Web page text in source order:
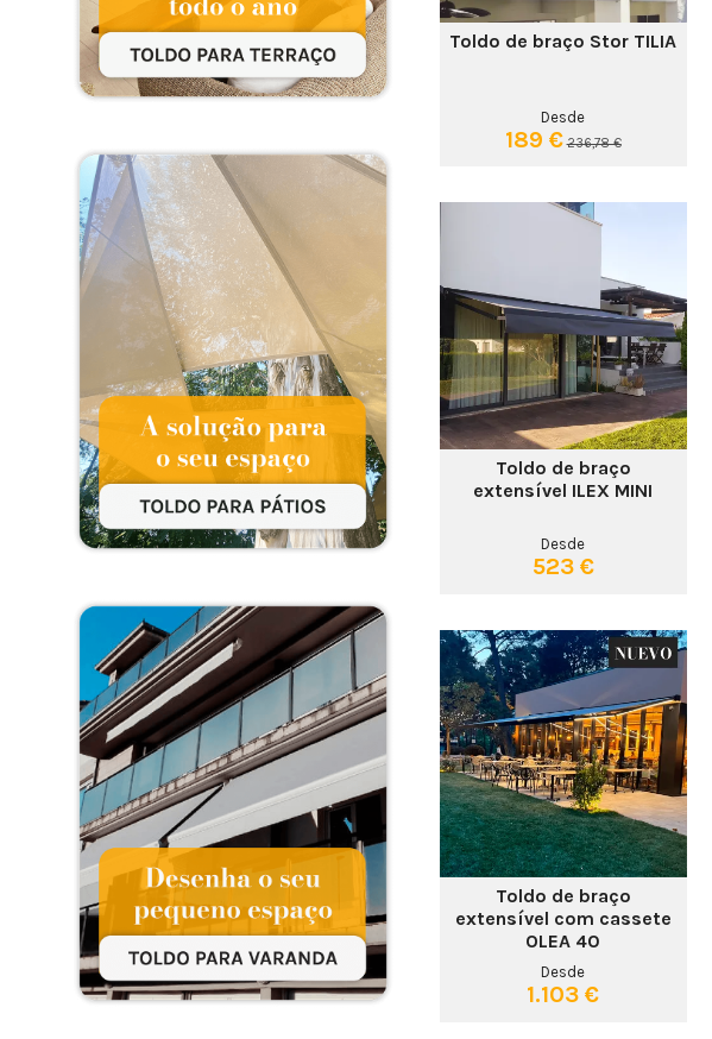
Toldo de braço Stor TILIA
Desde
189 € 236,78 €
Toldo de braço
extensível ILEX MINI
Desde
523 €
Toldo de braço
extensível com cassete
OLEA 40
Desde
1.103 €